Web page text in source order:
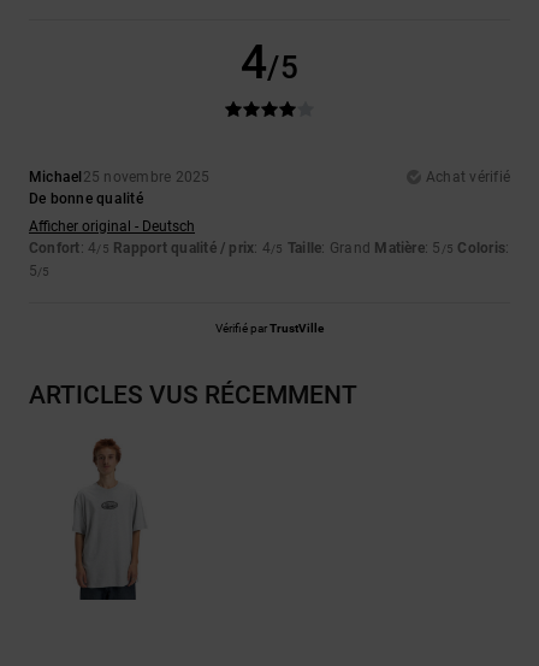
4/5
Michael 25 novembre 2025
Achat vérifié
De bonne qualité
Afficher original - Deutsch
Confort: 4/5 Rapport qualité / prix: 4/5 Taille: Grand Matière: 5 /5 Coloris:
5/5
Vérifié parTrustVille
ARTICLES VUS RÉCEMMENT